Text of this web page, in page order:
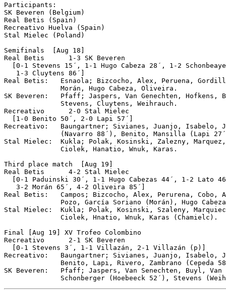
Participants:
SK Beveren (Belgium)
Real Betis (Spain)
Recreativo Huelva (Spain)
Stal Mielec (Poland)
Semifinals  [Aug 18]
Real Betis	1-3 SK Beveren
[0-1 Stevens 15´, 1-1 Hugo Cabeza 28´, 1-2
   1-3 Cluytens 86´]
Real Betis:   Esnaola; Bizcocho, Alex, Peruena,
              Morán, Hugo Cabeza, Oliveira.
SK Beveren:   Pfaff; Jaspers, Van Genechten, Hofkens,
              Stevens, Cluytens, Weihrauch.
Recreativo	2-0 Stal Mielec
  [1-0 Benito 50´, 2-0 Lapi 57´]
Recreativo:   Baungartner; Sivianes, Juanjo,
(Navarro 88´), Benito, Mansilla (Lapi
Stal Mielec:  Kukla; Polak, Kosinski, Zalezny,
              Ciolek, Hanatio, Wnuk, Karas.
Third place match  [Aug 19]
Real Betis	4-2 Stal Mielec
[0-1 Paduinski 30´, 1-1 Hugo Cabezas 44´, 1-2 Lato
   3-2 Morán 65´, 4-2 Oliveira 85´]
Real Betis:   Campos; Bizcocho, Alex, Perurena, Cobo,
Pozo, García Soriano (Morán), Hugo
Stal Mielec:  Kukla; Polak, Kosinski, Szaleny,
              Ciolek, Hnatio, Wnuk, Karas (Chamielc).
Final [Aug 19] XV Trofeo Colombino
Recreativo	2-1 SK Beveren
  [0-1 Stevens 3´, 1-1 Villazán, 2-1 Villazán (p)]
Recreativo:   Baungartner; Sivianes, Juanjo,
Benito, Lapi, Rivero, Zambrano (Cepeda
SK Beveren:   Pfaff; Jaspers, Van Senechten, Buyl, Van